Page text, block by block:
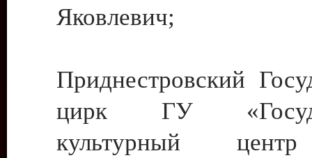
Яковлевич;
Приднестровский
цирк ГУ
культурный